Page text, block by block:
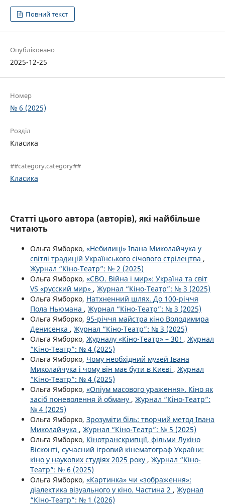
Повний текст
Опубліковано
2025-12-25
Номер
№ 6 (2025)
Розділ
Класика
##category.category##
Класика
Статті цього автора (авторів), які найбільше
читають
Ольга Ямборко, «Небилиці» Івана Миколайчука у
світлі традицій Українського січового стрілецтва ,
Журнал “Кіно-Театр”: № 2 (2025)
Ольга Ямборко, «СВО. Війна і мир»: Україна та світ
VS «русский мир» , Журнал “Кіно-Театр”: № 3 (2025)
Ольга Ямборко, Натхненний шлях. До 100-річчя
Пола Ньюмана , Журнал “Кіно-Театр”: № 3 (2025)
Ольга Ямборко, 95-річчя майстра кіно Володимира
Денисенка , Журнал “Кіно-Театр”: № 3 (2025)
Ольга Ямборко, Журналу «Кіно-Театр» – 30! , Журнал
“Кіно-Театр”: № 4 (2025)
Ольга Ямборко, Чому необхідний музей Івана
Миколайчука і чому він має бути в Києві , Журнал
“Кіно-Театр”: № 4 (2025)
Ольга Ямборко, «Опіум масового ураження». Кіно як
засіб поневолення й обману , Журнал “Кіно-Театр”:
№ 4 (2025)
Ольга Ямборко, Зрозуміти біль: творчий метод Івана
Миколайчука , Журнал “Кіно-Театр”: № 5 (2025)
Ольга Ямборко, Кінотранскрипції, фільми Лукіно
Вісконті, сучасний ігровий кінематограф України:
кіно у наукових студіях 2025 року , Журнал “Кіно-
Театр”: № 6 (2025)
Ольга Ямборко, «Картинка» чи «зображення»:
діалектика візуального у кіно. Частина 2 , Журнал
“Кіно-Театр”: № 1 (2026)